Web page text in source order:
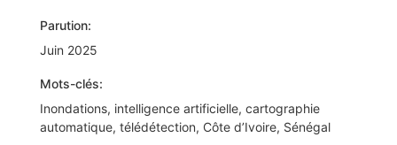
Parution:
Juin 2025
Mots-clés:
Inondations, intelligence artificielle, cartographie
automatique, télédétection, Côte d’Ivoire, Sénégal